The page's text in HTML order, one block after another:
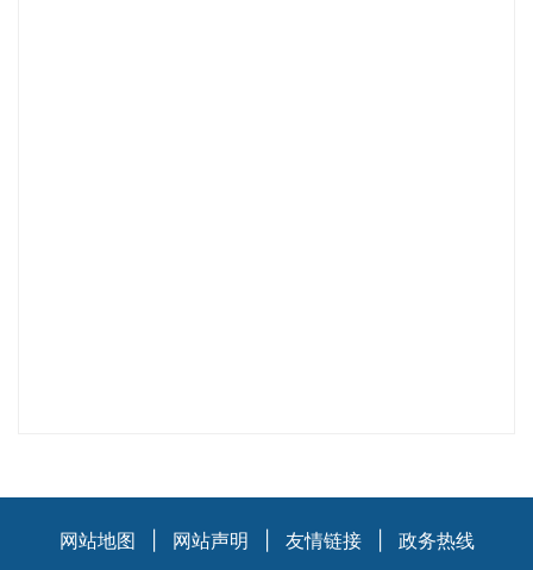
网站地图 网站声明 友情链接 政务热线